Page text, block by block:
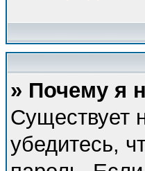
» Почему я
Существует
убедитесь,